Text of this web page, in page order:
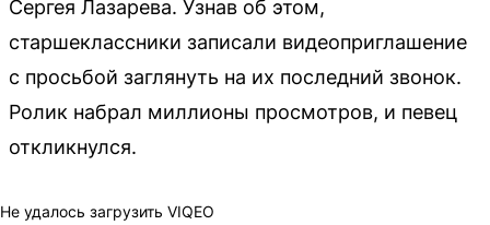
Сергея Лазарева. Узнав об этом,
старшеклассники записали видеоприглашение
с просьбой заглянуть на их последний звонок.
Ролик набрал миллионы просмотров, и певец
откликнулся.
Не удалось загрузить VIQEO